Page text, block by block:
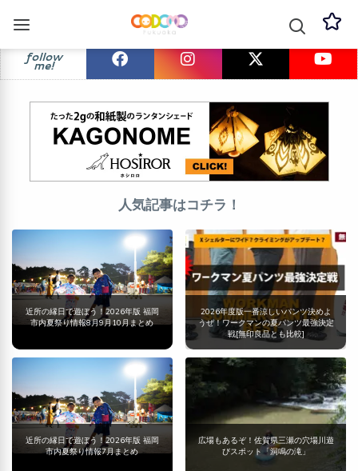
follow
me!
人気記事はコチラ！
近所の縁日で遊ぼう！2026年版 福岡
市内夏祭り情報8月9月10月まとめ
2026年度版一番涼しいパンツ決めよ
うぜ！ワークマンの夏パンツ最強決定
戦[無印良品とも比較]
近所の縁日で遊ぼう！2026年版 福岡
市内夏祭り情報7月まとめ
広場もあるぞ！佐賀県三瀬の穴場川遊
びスポット「洞鳴の滝」